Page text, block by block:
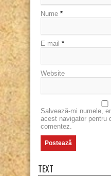
Nume *
E-mail *
Website
Salvează-mi numele,
acest navigator pentru
comentez.
TEXT